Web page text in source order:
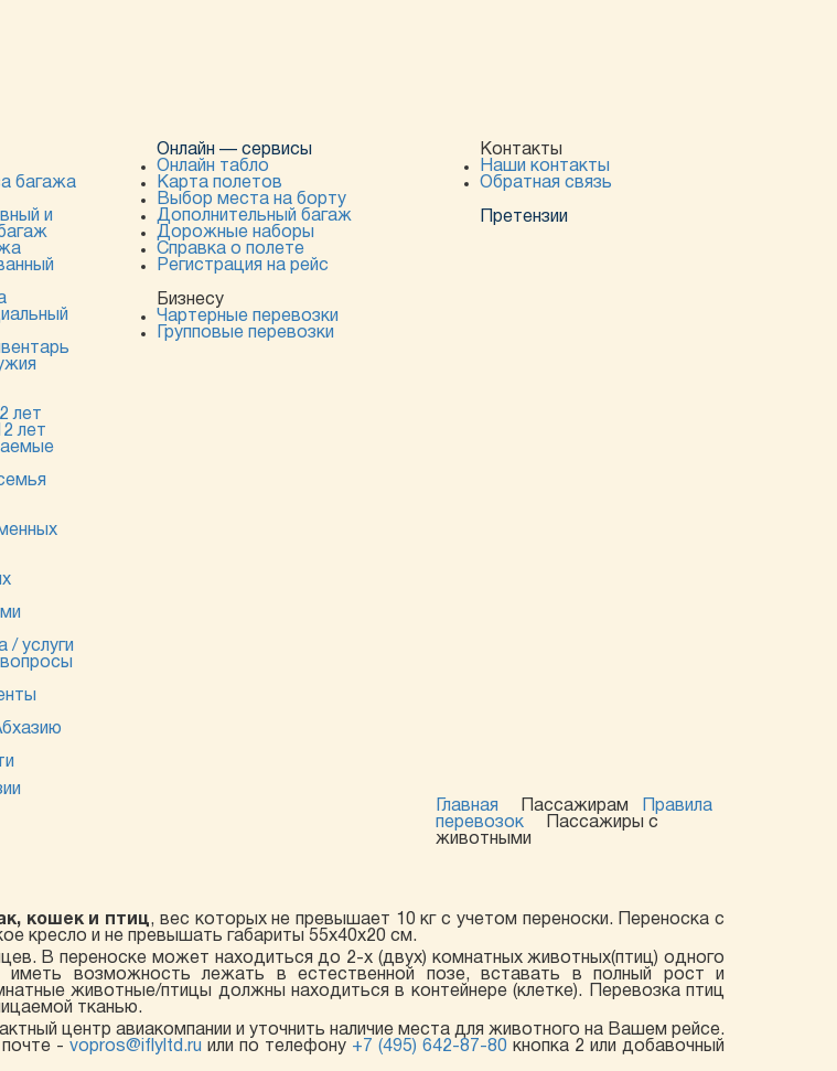
багажа
и
лет
лет
/ услуги
Онлайн — сервисы
Онлайн табло
Карта полетов
Выбор места на борту
Дополнительный багаж
Дорожные наборы
Справка о полете
Регистрация на рейс
Бизнесу
Чартерные перевозки
Групповые перевозки
Контакты
Наши контакты
Обратная связь
Претензии
Главная Пассажирам
Правила
перевозок
Пассажиры с
животными
кошек и птиц, вес которых не превышает 10 кг с учетом переноски. Переноска с
кресло и не превышать габариты 55х40х20 см.
В переноске может находиться до 2-х (двух) комнатных животных(птиц) одного
возможность лежать в естественной позе, вставать в полный рост и
животные/птицы должны находиться в контейнере (клетке). Перевозка птиц
тканью.
центр авиакомпании и уточнить наличие места для животного на Вашем рейсе.
- vopros@iflyltd.ru или по телефону +7 (495) 642-87-80 кнопка 2 или добавочный